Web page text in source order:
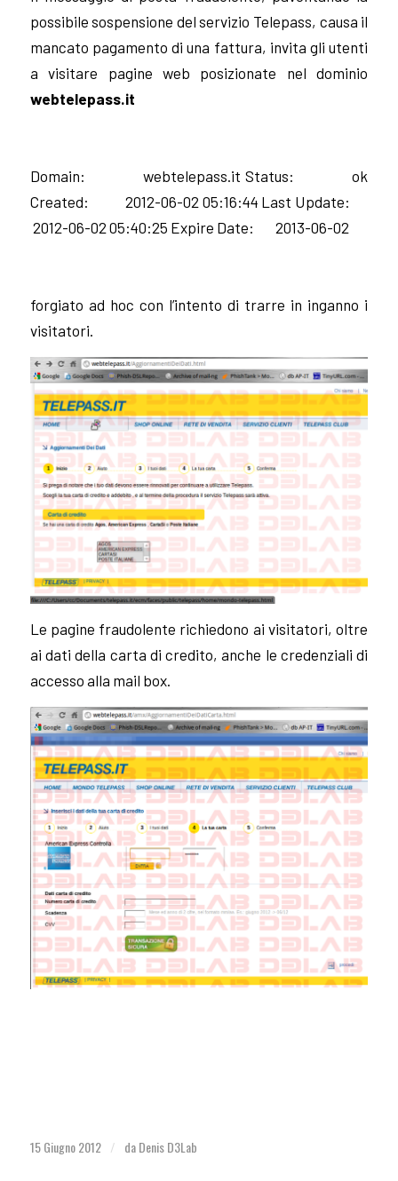
possibile sospensione del servizio Telepass, causa il
mancato pagamento di una fattura, invita gli utenti
a visitare pagine web posizionate nel dominio
webtelepass.it
Domain: webtelepass.it Status: ok
Created: 2012-06-02 05:16:44 Last Update:
2012-06-02 05:40:25 Expire Date: 2013-06-02
forgiato ad hoc con l’intento di trarre in inganno i
visitatori.
Le pagine fraudolente richiedono ai visitatori, oltre
ai dati della carta di credito, anche le credenziali di
accesso alla mail box.
15 Giugno 2012 / daDenis D3Lab